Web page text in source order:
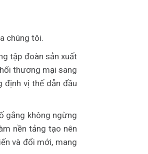
chúng tôi.
tập đoàn sản xuất
thương mại sang
định vị thế dẫn đầu
gắng không ngừng
nền tảng tạo nên
và đổi mới, mang